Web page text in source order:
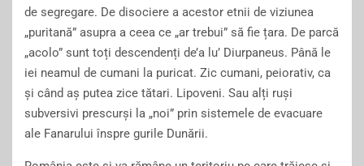
de segregare. De disociere a acestor etnii de viziunea
„puritană” asupra a ceea ce „ar trebui” să fie țara. De parcă
„acolo” sunt toți descendenți de’a lu’ Diurpaneus. Până le
iei neamul de cumani la puricat. Zic cumani, peiorativ, ca
și când aș putea zice tătari. Lipoveni. Sau alți ruși
subversivi prescurși la „noi” prin sistemele de evacuare
ale Fanarului înspre gurile Dunării.